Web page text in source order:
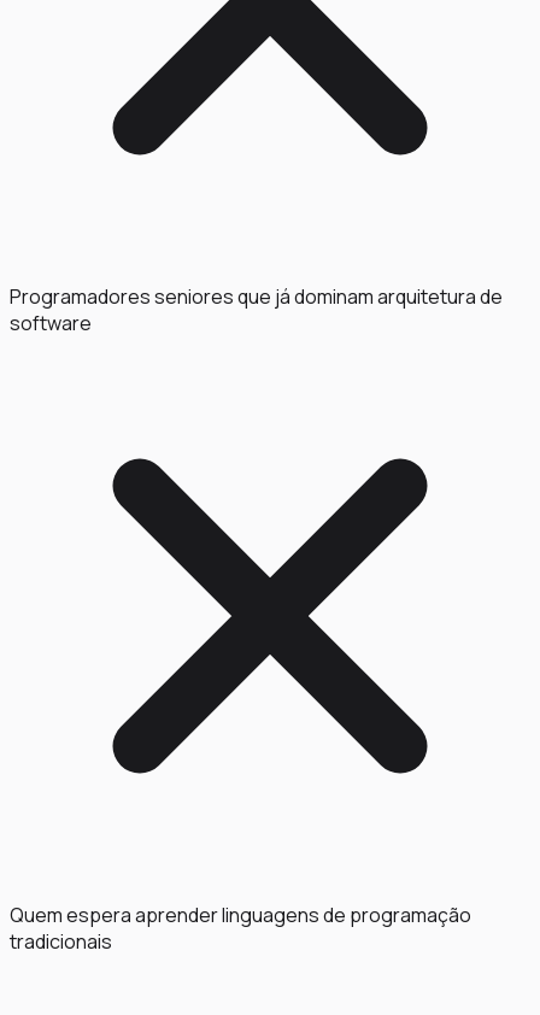
Programadores seniores que já dominam arquitetura de
software
Quem espera aprender linguagens de programação
tradicionais